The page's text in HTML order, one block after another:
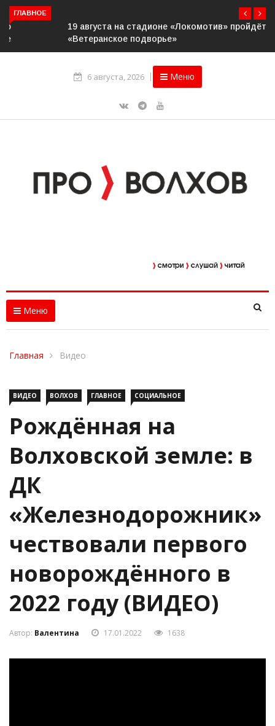
ГЛАВНОЕ
19 августа на стадионе «Локомотив» пройдёт конкурс
«Ветеранское подворье»
6 августа, 2026 Меню
Меню
Главная Видео
ВИДЕО ВОЛХОВ ГЛАВНОЕ СОЦИАЛЬНОЕ
Рождённая на
Волховской земле: в
ДК
«Железнодорожник»
чествовали первого
новорождённого в
2022 году (ВИДЕО)
Автор: Валентина 17.01.2022 1638